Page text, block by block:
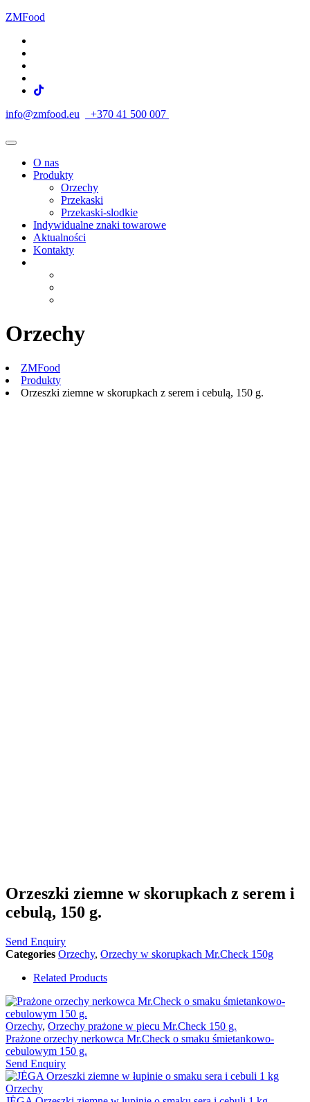
ZMFood
info@zmfood.eu +370 41 500 007
O nas
Produkty
Orzechy
Przekaski
Przekaski-slodkie
Indywidualne znaki towarowe
Aktualności
Kontakty
Orzechy
ZMFood
Produkty
Orzeszki ziemne w skorupkach z serem i cebulą, 150 g.
Orzeszki ziemne w skorupkach z serem i
cebulą, 150 g.
Send Enquiry
Categories Orzechy, Orzechy w skorupkach Mr.Check 150g
Related Products
Orzechy, Orzechy prażone w piecu Mr.Check 150 g.
Prażone orzechy nerkowca Mr.Check o smaku śmietankowo-
cebulowym 150 g.
Send Enquiry
Orzechy